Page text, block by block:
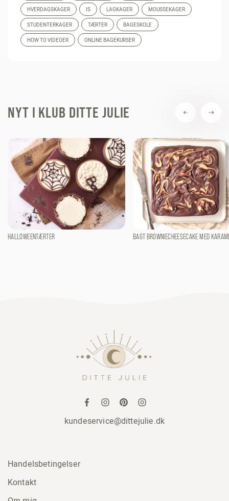
HVERDAGSKAGER IS LAGKAGER MOUSSEKAGER
STUDENTERKAGER TÆRTER BAGESKOLE
HOW TO VIDEOER ONLINE BAGEKURSER
NYT I KLUB DITTE JULIE
HALLOWEENTÆRTER BAGT BROWNIECHEESECAKE MED
kundeservice@dittejulie.dk
Handelsbetingelser
Kontakt